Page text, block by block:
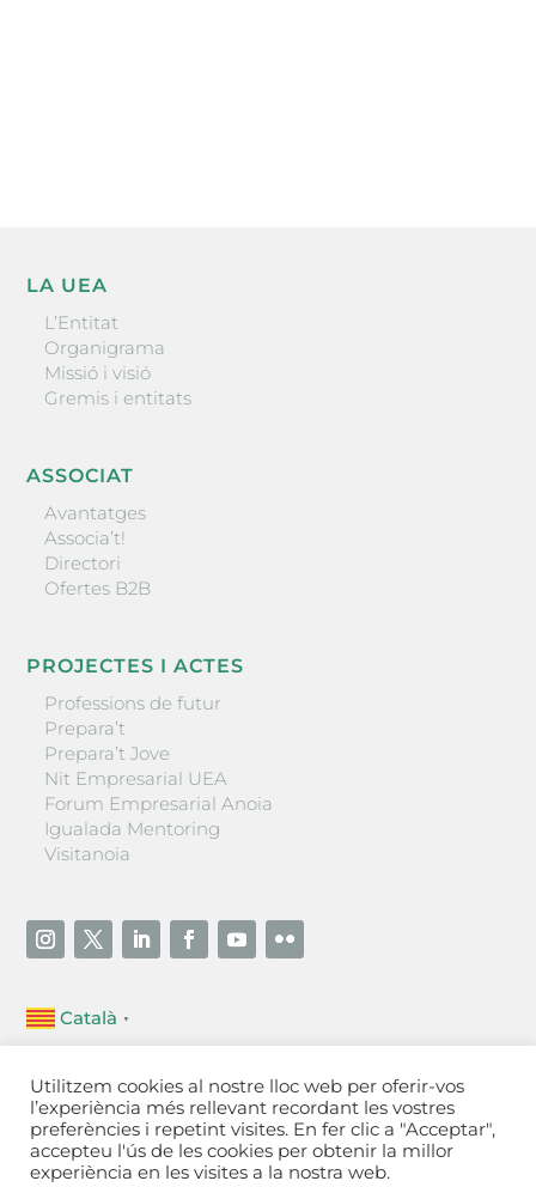
LA UEA
L’Entitat
Organigrama
Missió i visió
Gremis i entitats
ASSOCIAT
Avantatges
Associa’t!
Directori
Ofertes B2B
PROJECTES I ACTES
Professions de futur
Prepara’t
Prepara’t Jove
Nit Empresarial UEA
Forum Empresarial Anoia
Igualada Mentoring
Visitanoia
Català ▼
Unió Empresarial de l’Anoia (UEA)
Ctra. de Manresa, 131, 08700 – Igualada(Barcelona)
Tel 93 805 22 92
Utilitzem cookies al nostre lloc web per oferir-vos
l’experiència més rellevant recordant les vostres
preferències i repetint visites. En fer clic a "Acceptar",
accepteu l'ús de les cookies per obtenir la millor
experiència en les visites a la nostra web.